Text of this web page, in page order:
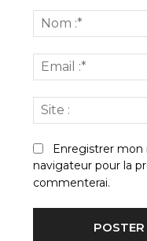
Enregistrer mon
navigateur pour la
commenterai.